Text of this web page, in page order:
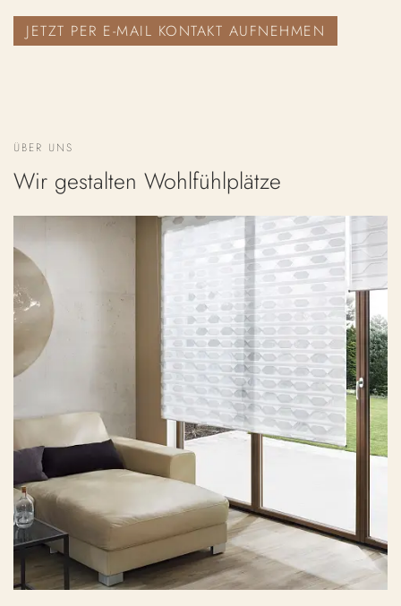
JETZT PER E-MAIL KONTAKT AUFNEHMEN
ÜBER UNS
Wir gestalten Wohlfühlplätze